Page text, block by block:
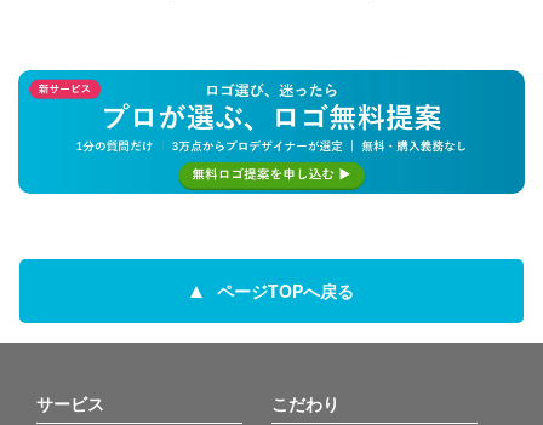
ページTOPへ戻る
サービス こだわり